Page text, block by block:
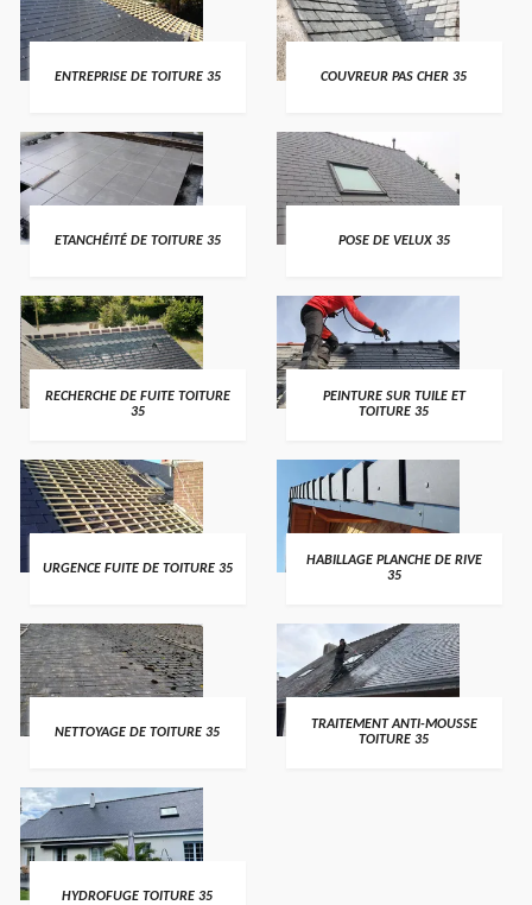
ENTREPRISE DE TOITURE 35 COUVREUR PAS CHER 35
ETANCHÉITÉ DE TOITURE 35 POSE DE VELUX 35
RECHERCHE DE FUITE TOITURE
35
PEINTURE SUR TUILE ET
TOITURE 35
URGENCE FUITE DE TOITURE 35
HABILLAGE PLANCHE DE RIVE
35
NETTOYAGE DE TOITURE 35
TRAITEMENT ANTI-MOUSSE
TOITURE 35
HYDROFUGE TOITURE 35